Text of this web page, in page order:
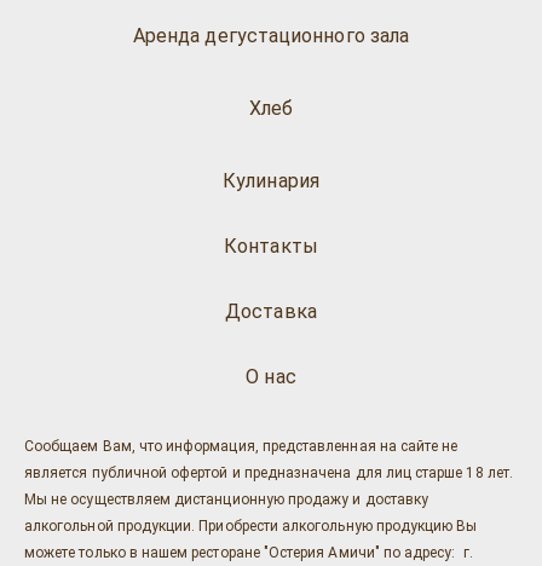
Аренда дегустационного зала
Хлеб
Кулинария
О нас
Доставка
Контакты
Сообщаем Вам, что информация, представленная на сайте не
является публичной офертой и предназначена для лиц старше 18 лет.
Мы не осуществляем дистанционную продажу и доставку
алкогольной продукции. Приобрести алкогольную продукцию Вы
можете только в нашем ресторане "Остерия Амичи" по адресу: г.